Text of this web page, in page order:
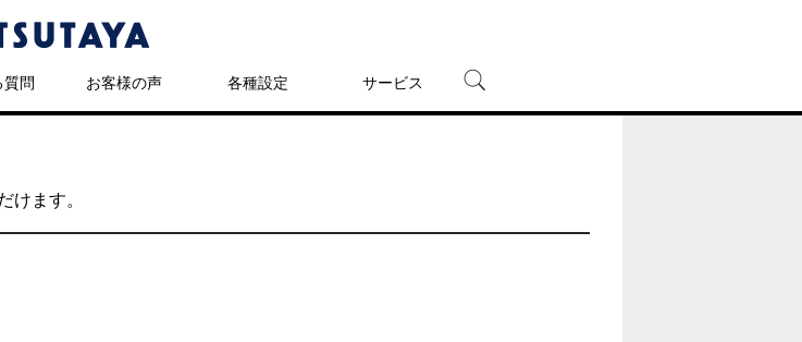
質問 お客様の声 各種設定 サービス
蔦屋書店
けます。